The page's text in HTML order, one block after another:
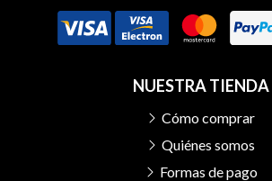
NUESTRA TIENDA
Cómo comprar
Quiénes somos
Formas de pago